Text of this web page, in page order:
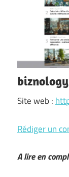
Site web :
Rédiger un
A lire en